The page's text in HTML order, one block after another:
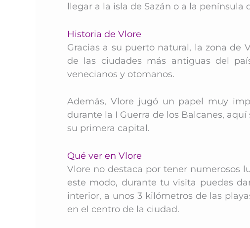
llegar a la isla de Sazán o a la península
Historia de Vlore
Gracias a su puerto natural, la zona
de las ciudades más antiguas del
venecianos y otomanos.
Además, Vlore jugó un papel muy
durante la I Guerra de los Balcanes,
su primera capital.
Qué ver en Vlore
Vlore no destaca por tener numerosos
este modo, durante tu visita puedes
interior, a unos 3 kilómetros de las
en el centro de la ciudad.